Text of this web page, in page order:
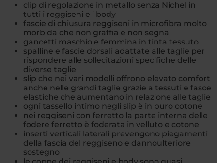
clip di regolazione in metallo senza Nichel in
tutti i reggiseni e i body
fascie di chiusura reggiseni in microfibra molto
morbida che non graffia e non segna
gancetti maschio e femmina in tinta tessuto
spalline e fascie dorsali adattate alle taglie per
rispondere alle sollecitazioni specifiche delle
diverse taglie
slip che nei vari modelli offrono elevato comfort
anche nelle grandi taglie grazie a tessuti e fasce
elastiche che aumentano in relazione alle taglie
ogni tassello intimo negli slip è in puro cotone
nei reggiseni con ferretto la parte interna delle
fodere ferretto è foderata in velluto e cotone
inserti verticali laterali prevengono piegamenti
della fascia del reggiseno e dannoulteriore
sostegno